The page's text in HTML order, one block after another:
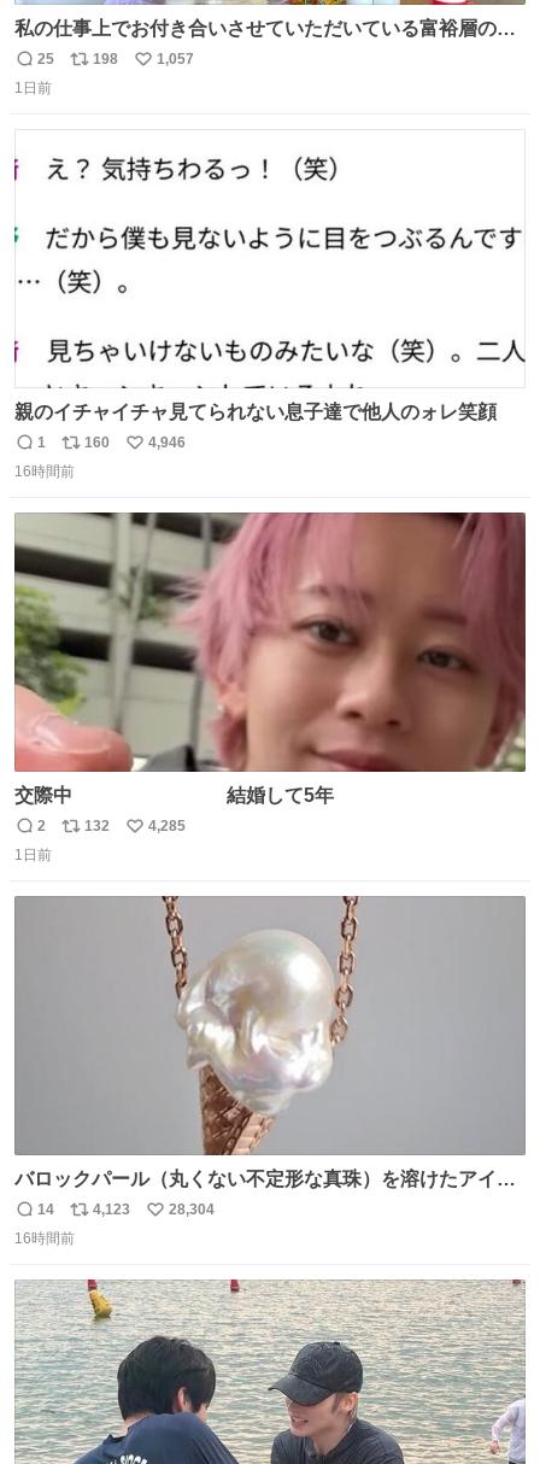
私の仕事上でお付き合いさせていただいている富裕層の社
長さん達は、こんな事しない。 こんな自慢は一切しない
し、なんなら表に出てこない。 自分に自信がない半端モン
返
信
25
リ
数
198
い
1,057
1日前
親のイチャイチャ見てられない息子達で他人のォレ笑顔
返
信
1
リ
ポ
数
160
い
数
4,946
16時間前
交際中 結婚して5年
返
信
2
リ
132
い
4,285
1日前
バロックパール（丸くない不定形な真珠）を溶けたアイス
や飴玉、雲、アヒルに見立ててジュエリーデザイナー、
Ben Choi 蔡俊文さんの作品。
返
信
14
リ
ポ
ト
数
4,123
い
数
28,304
16時間前